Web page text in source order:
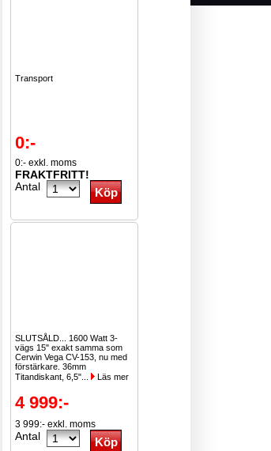
Transport
0:-
0:- exkl. moms
FRAKTFRITT!
Antal
SLUTSÅLD... 1600 Watt 3-
vägs 15" exakt samma som
Cerwin Vega CV-153, nu med
förstärkare. 36mm
Titandiskant, 6,5"...
Läs mer
4 999:-
3 999:- exkl. moms
Antal